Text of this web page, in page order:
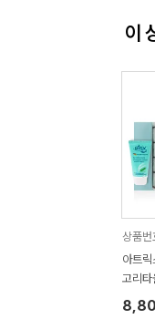
이
상품
아트
고리타